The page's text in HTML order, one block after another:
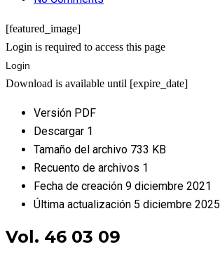
[featured_image]
Login is required to access this page
Login
Download is available until [expire_date]
Versión PDF
Descargar 1
Tamaño del archivo 733 KB
Recuento de archivos 1
Fecha de creación 9 diciembre 2021
Última actualización 5 diciembre 2025
Vol. 46 03 09